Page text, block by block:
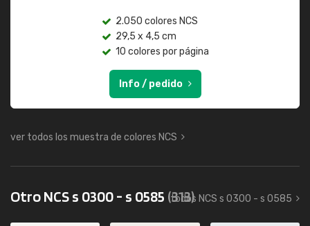
2.050 colores NCS
29,5 x 4,5 cm
10 colores por página
Info / pedido
ver todos los muestra de colores NCS
Otro NCS s 0300 - s 0585 (313)
todos NCS s 0300 - s 0585